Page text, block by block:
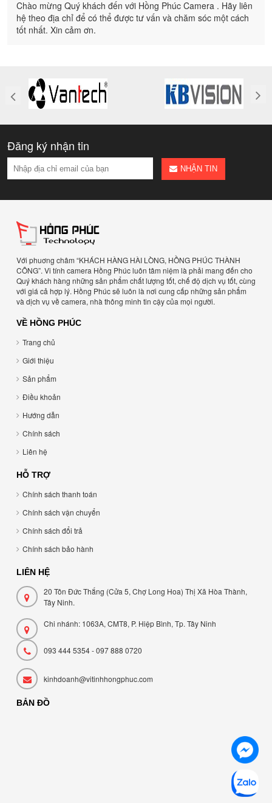
Chào mừng Quý khách đến với Hồng Phúc Camera . Hãy liên
hệ theo địa chỉ để có thể được tư vấn và chăm sóc một cách
tốt nhất. Xin cảm ơn.
Đăng ký nhận tin
NHẬN TIN
Với phuơng châm “KHÁCH HÀNG HÀI LÒNG, HỒNG PHÚC THÀNH
CÔNG”. Vi tính camera Hồng Phúc luôn tâm niệm là phải mang đến cho
Quý khách hàng những sản phẩm chất lượng tốt, chế độ dịch vụ tốt, cùng
với giá cả hợp lý. Hồng Phúc sẽ luôn là nơi cung cấp những sản phẩm
và dịch vụ về camera, nhà thông minh tin cậy của mọi người.
VỀ HỒNG PHÚC
Trang chủ
Giới thiệu
Sản phẩm
Điều khoản
Hướng dẫn
Chính sách
Liên hệ
HỖ TRỢ
Chính sách thanh toán
Chính sách vận chuyển
Chính sách đổi trả
Chính sách bảo hành
LIÊN HỆ
20 Tôn Đức Thắng (Cửa 5, Chợ Long Hoa) Thị Xã Hòa Thành,
Tây Ninh.
Chi nhánh: 1063A, CMT8, P. Hiệp Bình, Tp. Tây Ninh
093 444 5354 - 097 888 0720
kinhdoanh@vitinhhongphuc.com
BẢN ĐỒ